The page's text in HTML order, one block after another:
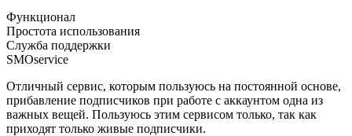
Функционал
Простота использования
Служба поддержки
SMOservice
Отличный сервис, которым пользуюсь на постоянной основе,
прибавление подписчиков при работе с аккаунтом одна из
важных вещей. Пользуюсь этим сервисом только, так как
приходят только живые подписчики.